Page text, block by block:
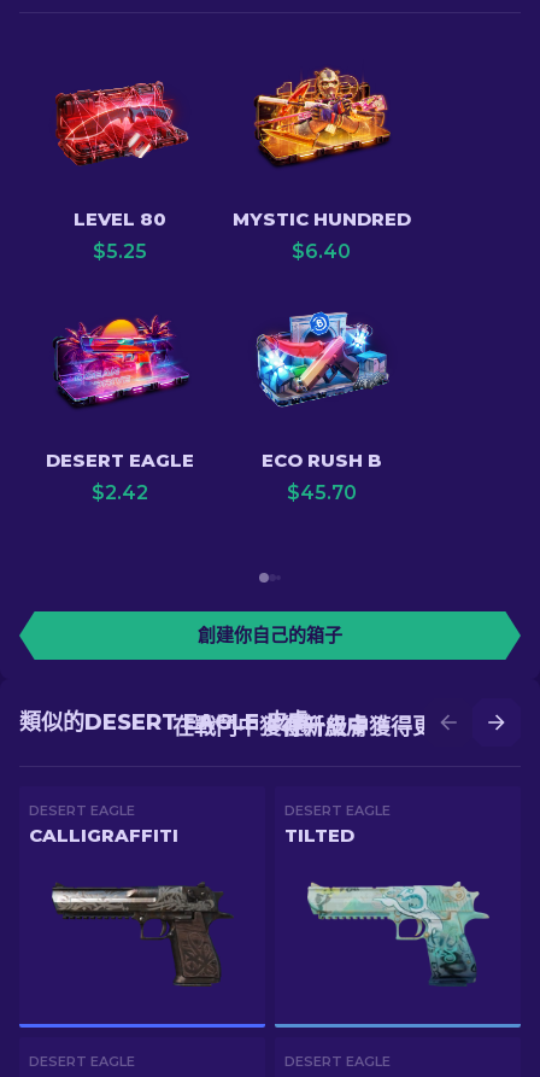
LEVEL 80
$5.25
MYSTIC HUNDRED
$6.40
DESERT EAGLE
$2.42
ECO RUSH B
$45.70
創建你自己的箱子
在升級中獲得更好的皮膚
在戰鬥中獲得新皮膚
類似的DESERT EAGLE 皮膚
DESERT EAGLE
CALLIGRAFFITI
DESERT EAGLE
TILTED
DESERT EAGLE DESERT EAGLE